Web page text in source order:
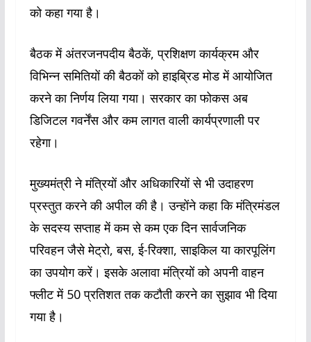
को कहा गया है।
बैठक में अंतरजनपदीय बैठकें, प्रशिक्षण कार्यक्रम और
विभिन्न समितियों की बैठकों को हाइब्रिड मोड में आयोजित
करने का निर्णय लिया गया। सरकार का फोकस अब
डिजिटल गवर्नेंस और कम लागत वाली कार्यप्रणाली पर
रहेगा।
मुख्यमंत्री ने मंत्रियों और अधिकारियों से भी उदाहरण
प्रस्तुत करने की अपील की है। उन्होंने कहा कि मंत्रिमंडल
के सदस्य सप्ताह में कम से कम एक दिन सार्वजनिक
परिवहन जैसे मेट्रो, बस, ई-रिक्शा, साइकिल या कारपूलिंग
का उपयोग करें। इसके अलावा मंत्रियों को अपनी वाहन
फ्लीट में 50 प्रतिशत तक कटौती करने का सुझाव भी दिया
गया है।